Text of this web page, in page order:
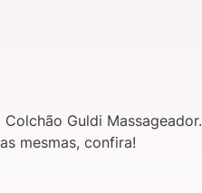
Guldi Massageador.
mesmas, confira!